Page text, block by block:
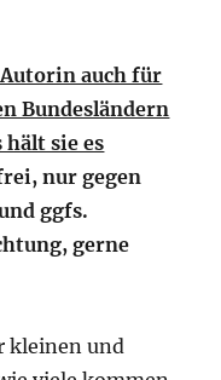
auch für
Bundesländern
hält sie es
nur gegen
ggfs.
gerne
kleinen und